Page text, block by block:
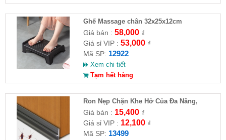
Ghế Massage chân 32x25x12cm
Giá bán : 58,000₫
Giá sỉ VIP : 53,000₫
Mã SP: 12922
Xem chi tiết
Tạm hết hàng
Ron Nẹp Chặn Khe Hở Của Đa Năng,
Chống Côn Trùng( HĐ )
Giá bán : 15,400₫
Giá sỉ VIP : 12,100₫
Mã SP: 13499